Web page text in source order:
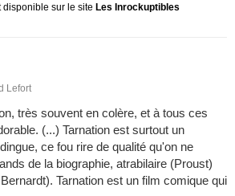
disponible sur le site Les Inrockuptibles
Lefort
très souvent en colère, et à tous ces
(...) Tarnation est surtout un
ce fou rire de qualité qu'on ne
de la biographie, atrabilaire (Proust)
Tarnation est un film comique qui